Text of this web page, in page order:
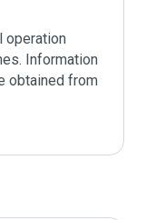
operation
Information
obtained from